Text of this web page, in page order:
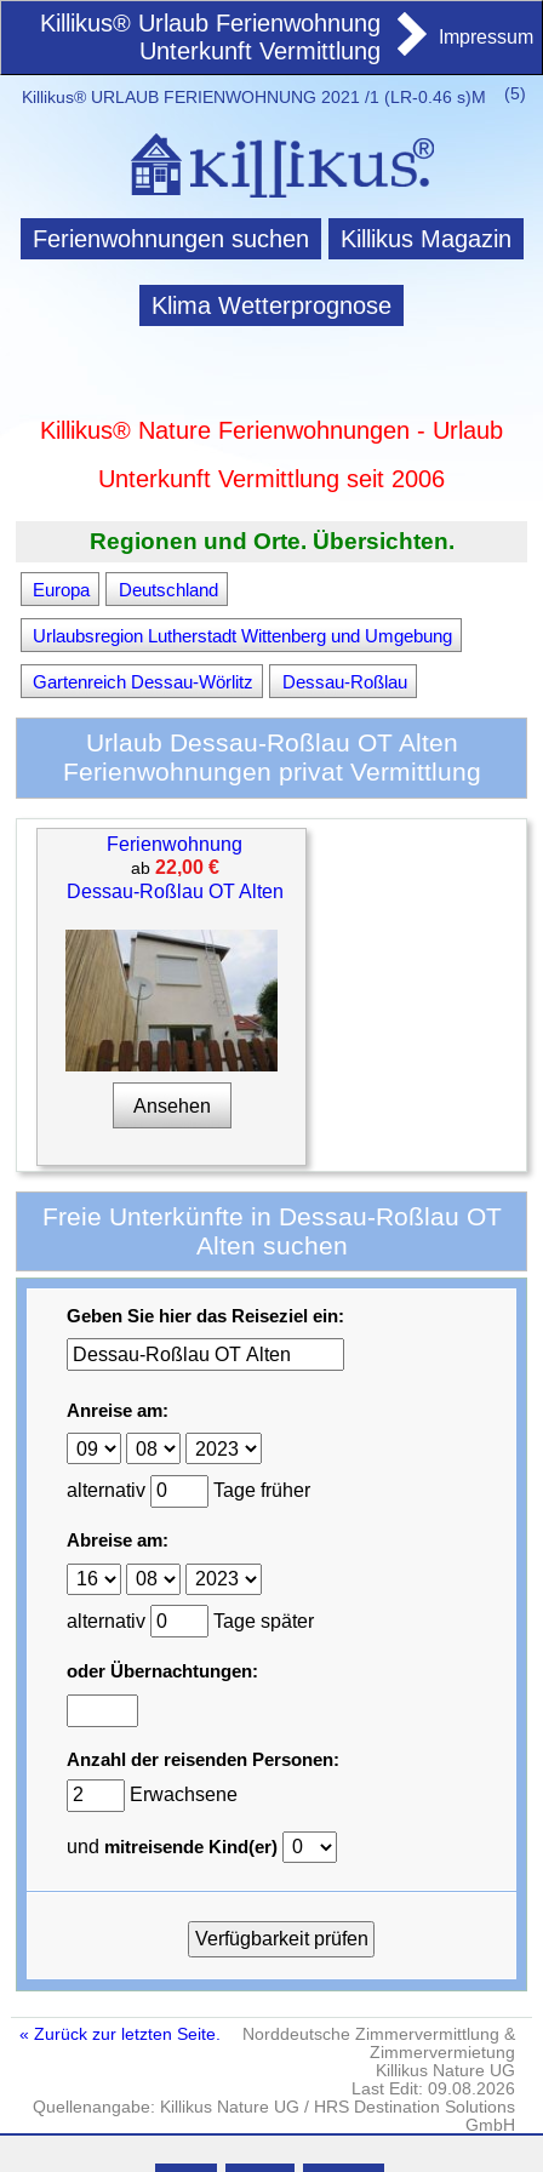
Killikus® Urlaub Ferienwohnung
Unterkunft Vermittlung
Impressum
(5)
Killikus® URLAUB FERIENWOHNUNG 2021 /1 (LR-0.46 s)M
Ferienwohnungen suchen Killikus Magazin
Klima Wetterprognose
Killikus® Nature Ferienwohnungen - Urlaub
Unterkunft Vermittlung seit 2006
Regionen und Orte. Übersichten.
Europa Deutschland
Urlaubsregion Lutherstadt Wittenberg und Umgebung
Gartenreich Dessau-Wörlitz Dessau-Roßlau
Urlaub Dessau-Roßlau OT Alten
Ferienwohnungen privat Vermittlung
Ferienwohnung
ab 22,00 €
Dessau-Roßlau OT Alten
Ansehen
Freie Unterkünfte in Dessau-Roßlau OT
Alten suchen
Geben Sie hier das Reiseziel ein:
Anreise am:
alternativ Tage früher
Abreise am:
alternativ Tage später
oder Übernachtungen:
Anzahl der reisenden Personen:
Erwachsene
und mitreisende Kind(er)
« Zurück zur letzten Seite.
Norddeutsche Zimmervermittlung &
Zimmervermietung
Killikus Nature UG
Last Edit: 09.08.2026
Quellenangabe: Killikus Nature UG / HRS Destination Solutions
GmbH
DATENSCHUTZ· © Killikus® Nature UG · Gielow · Fritz-